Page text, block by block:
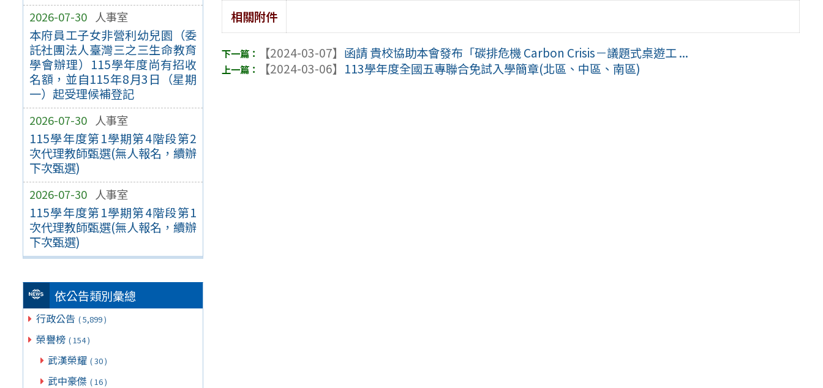
2026-07-30 人事室
本府員工子女非營利幼兒園（委
託社團法人臺灣三之三生命教育
學會辦理）115學年度尚有招收
名額，並自115年8月3日（星期
一）起受理候補登記
2026-07-30 人事室
115學年度第1學期第4階段第2
次代理教師甄選(無人報名，續辦
下次甄選)
2026-07-30 人事室
115學年度第1學期第4階段第1
次代理教師甄選(無人報名，續辦
下次甄選)
依公告類別彙總
行政公告 ( 5,899 )
榮譽榜 ( 154 )
武漢榮耀 ( 30 )
武中豪傑 ( 16 )
相關附件
【2024-03-07】 函請 貴校協助本會發布「碳排危機 Carbon Crisis－議題式桌遊工 ...
【2024-03-06】 113學年度全國五專聯合免試入學簡章(北區、中區、南區)